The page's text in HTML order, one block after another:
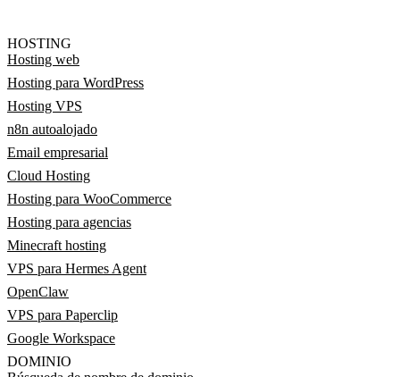
HOSTING
Hosting web
Hosting para WordPress
Hosting VPS
n8n autoalojado
Email empresarial
Cloud Hosting
Hosting para WooCommerce
Hosting para agencias
Minecraft hosting
VPS para Hermes Agent
OpenClaw
VPS para Paperclip
Google Workspace
DOMINIO